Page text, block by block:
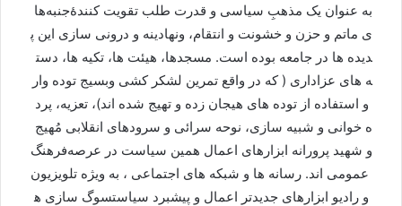
به عنوان یک مذهبِ سیاسی و قدرت طلب تقویت کنندۀجنبهها
ی ماتم و حزن و خشونت و انتقام، ونهادینه و درونی سازی این پ
دیده ها در جامعه بوده است. مسجدها، هیئت ها، تکیه ها، دست
ه های عزاداری (که در واقع تمرین لشکر کشی وبسیج توده وار
و استفاده از توده های هیجان زده و تهیج شده اند)، تعزیه، پرد
ه خوانی و شبیه سازی، نوحه سرائی و سرودهای انقلابی مُهیج
و شهید پرورانه ابزارهای اعمال همین سیاست در عرصهفرهنگ
عمومی اند. رسانه ها و شبکه های اجتماعی ، به ویژه تلویزیون
و رادیو ابزارهای جدیدتر اعمال و پیشبرد سیاستسوگ سازی ه